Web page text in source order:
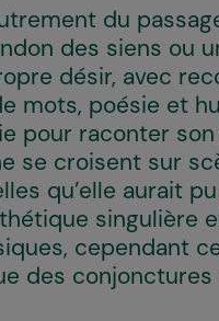
du
des siens ou
désir, avec
mots, poésie et
pour raconter
se croisent sur
qu’elle aurait
singulière
cependant
des